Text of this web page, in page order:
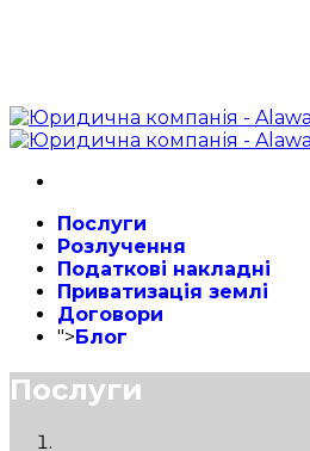
Послуги
Розлучення
Податкові накладні
Приватизація землі
Договори
">Блог
Послуги